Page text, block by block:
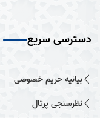
دسترسی سریع
بیانیه حریم خصوصی
نظرسنجی پرتال